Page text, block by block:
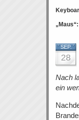
„Maus“:
SEP.
28
Nach
ein